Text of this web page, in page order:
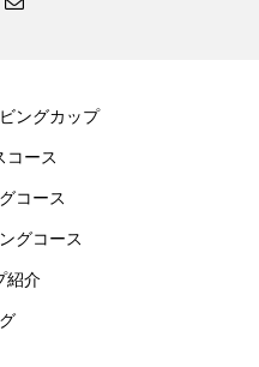
ングカップ
コース
コース
グコース
紹介